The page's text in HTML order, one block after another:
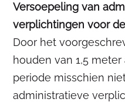
Versoepeling van
verplichtingen voor
Door het
houden van 1,5
periode misschien
administratieve